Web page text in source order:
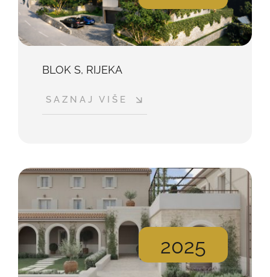
BLOK S, RIJEKA
SAZNAJ VIŠE
2025